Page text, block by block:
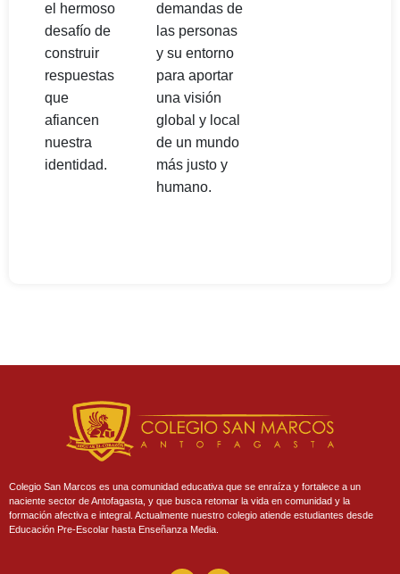
el hermoso
desafío de
construir
respuestas
que
afiancen
nuestra
identidad.
demandas de
las personas
y su entorno
para aportar
una visión
global y local
de un mundo
más justo y
humano.
Colegio San Marcos es una comunidad educativa que se enraíza y fortalece a un
naciente sector de Antofagasta, y que busca retomar la vida en comunidad y la
formación afectiva e integral. Actualmente nuestro colegio atiende estudiantes desde
Educación Pre-Escolar hasta Enseñanza Media.